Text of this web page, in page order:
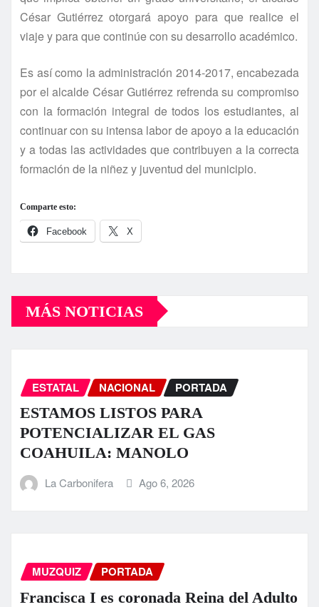
César Gutiérrez otorgará apoyo para que realice el
viaje y para que continúe con su desarrollo académico.
Es así­ como la administración 2014-2017, encabezada
por el alcalde César Gutiérrez refrenda su compromiso
con la formación integral de todos los estudiantes, al
continuar con su intensa labor de apoyo a la educación
y a todas las actividades que contribuyen a la correcta
formación de la niñez y juventud del municipio.
Comparte esto:
Facebook X
MÁS NOTICIAS
ESTATAL NACIONAL PORTADA
ESTAMOS LISTOS PARA
POTENCIALIZAR EL GAS
COAHUILA: MANOLO
La Carbonifera Ago 6, 2026
MUZQUIZ PORTADA
Francisca I es coronada Reina del Adulto